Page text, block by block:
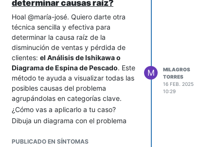
quién depende?, ¿qué pasa si algo
falla?
3. Lista los pasos en orden
Escribe cada actividad en una
secuencia simple. No busques
perfección, solo claridad. Ejemplo:
recibir pedido → validar datos →
producir → revisar → despachar.
4. Identifica responsables
Asigna quién hace cada paso. Esto
ayuda a ver traspasos entre áreas, que
suelen ser donde aparecen los
5. Dibuja el flujo
determinar causas raíz?
Hoal @maría-josé. Quiero darte otra
técnica sencilla y efectiva para
determinar la causa raíz de la
disminución de ventas y pérdida de
clientes: el Análisis de Ishikawa o
Diagrama de Espina de Pescado. Este
método te ayuda a visualizar todas las
posibles causas del problema
agrupándolas en categorías clave.
¿Cómo vas a aplicarlo a tu caso?
Dibuja un diagrama con el problema
ventas y pérdida de clientes") y traza
PUBLICADO EN SÍNTOMAS
M
MILAGROS
TORRES
16 FEB. 2025
10:29